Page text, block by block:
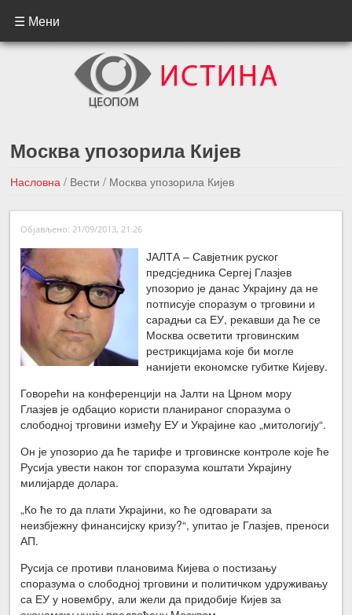
☰ Мени
Москва упозорила Кијев
Насловна / Вести/ Москва упозорила Кијев
←Претходна вест
Следећа вест →
Објављено: 21/09/2013, 21:26
ЈАЛТА – Савјетник руског
предсједника Сергеј Глазјев
упозорио је данас Украјину да не
потписује споразум о трговини и
сарадњи са ЕУ, рекавши да ће се
Москва осветити трговинским
рестрикцијама које би могле
нанијети економске губитке Кијеву.
Говорећи на конференцији на Јалти на Црном мору
Глазјев је одбацио користи планираног споразума о
слободној трговини између ЕУ и Украјине као „митологију“.
Он је упозорио да ће тарифе и трговинске контроле које ће
Русија увести након тог споразума коштати Украјину
милијарде долара.
„Ко ће то да плати Украјини, ко ће одговарати за
неизбјежну финансијску кризу?“, упитао је Глазјев, преноси
АП.
Русија се противи плановима Кијева о постизању
споразума о слободној трговини и политичком удруживању
са ЕУ у новембру, али жели да придобије Кијев за